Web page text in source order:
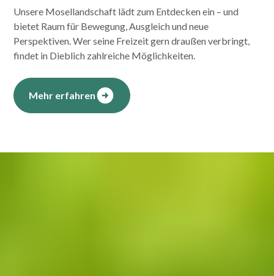
Unsere Mosellandschaft lädt zum Entdecken ein – und
bietet Raum für Bewegung, Ausgleich und neue
Perspektiven. Wer seine Freizeit gern draußen verbringt,
findet in Dieblich zahlreiche Möglichkeiten.
Mehr erfahren